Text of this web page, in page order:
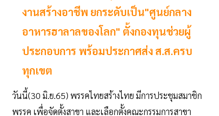
งานสร้างอาชีพ ยกระดับเป็น"ศูนย์กลาง
อาหารฮาลาลของโลก" ตั้งกองทุนช่วยผู้
ประกอบการ พร้อมประกาศส่ง ส.ส.ครบ
ทุกเขต
วันนี้(30 มิ.ย.65) พรรคไทยสร้างไทย มีการประชุมสมาชิก
พรรค เพื่อจัดตั้งสาขา และเลือกตั้งคณะกรรมการสาขา